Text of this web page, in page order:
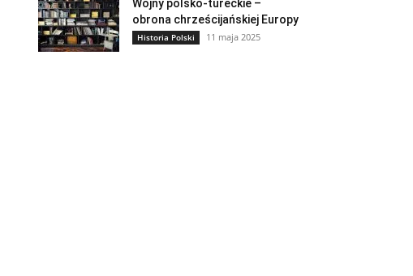
Wojny polsko-tureckie –
obrona chrześcijańskiej Europy
Historia Polski 11 maja 2025